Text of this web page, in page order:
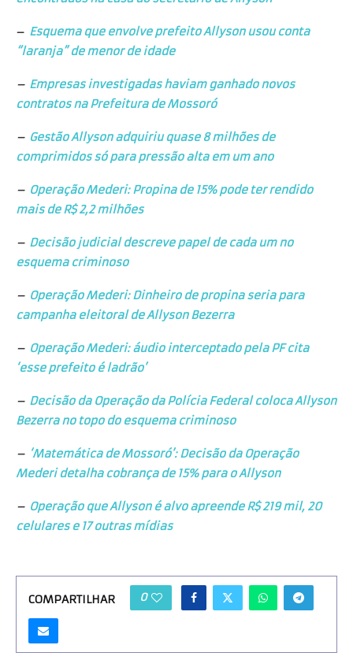
– Esquema que envolve prefeito Allyson usou conta
“laranja” de menor de idade
– Empresas investigadas haviam ganhado novos
contratos na Prefeitura de Mossoró
– Gestão Allyson adquiriu quase 8 milhões de
comprimidos só para pressão alta em um ano
– Operação Mederi: Propina de 15% pode ter rendido
mais de R$ 2,2 milhões
– Decisão judicial descreve papel de cada um no
esquema criminoso
– Operação Mederi: Dinheiro de propina seria para
campanha eleitoral de Allyson Bezerra
– Operação Mederi: áudio interceptado pela PF cita
‘esse prefeito é ladrão’
– Decisão da Operação da Polícia Federal coloca Allyson
Bezerra no topo do esquema criminoso
– ‘Matemática de Mossoró’: Decisão da Operação
Mederi detalha cobrança de 15% para o Allyson
– Operação que Allyson é alvo apreende R$ 219 mil, 20
celulares e 17 outras mídias
COMPARTILHAR 0